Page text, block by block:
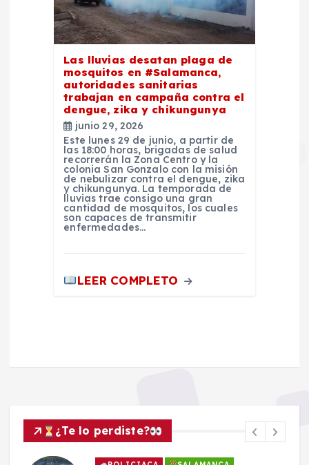
Las lluvias desatan plaga de
mosquitos en #Salamanca,
autoridades sanitarias
trabajan en campaña contra el
dengue, zika y chikungunya
junio 29, 2026
Este lunes 29 de junio, a partir de
las 18:00 horas, brigadas de salud
recorrerán la Zona Centro y la
colonia San Gonzalo con la misión
de nebulizar contra el dengue, zika
y chikungunya. La temporada de
lluvias trae consigo una gran
cantidad de mosquitos, los cuales
son capaces de transmitir
enfermedades…
LEER COMPLETO
¿Te lo perdiste?